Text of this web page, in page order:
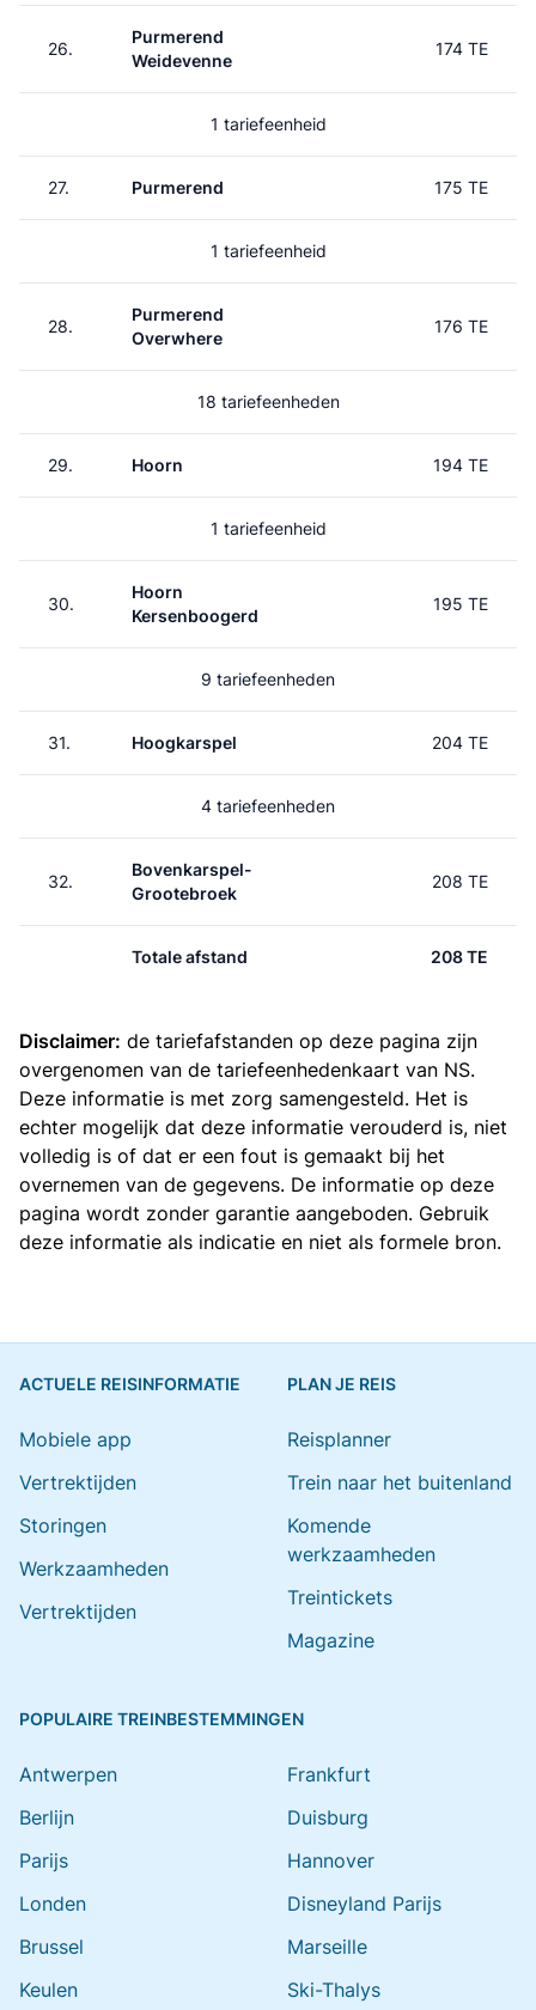
26.
Purmerend
Weidevenne
174 TE
1 tariefeenheid
27. Purmerend 175 TE
1 tariefeenheid
28.
Purmerend
Overwhere
176 TE
18 tariefeenheden
29. Hoorn 194 TE
1 tariefeenheid
30.
Hoorn
Kersenboogerd
195 TE
9 tariefeenheden
31. Hoogkarspel 204 TE
4 tariefeenheden
32.
Bovenkarspel-
Grootebroek
208 TE
Totale afstand 208 TE
Disclaimer: de tariefafstanden op deze pagina zijn
overgenomen van de tariefeenhedenkaart van NS.
Deze informatie is met zorg samengesteld. Het is
echter mogelijk dat deze informatie verouderd is, niet
volledig is of dat er een fout is gemaakt bij het
overnemen van de gegevens. De informatie op deze
pagina wordt zonder garantie aangeboden. Gebruik
deze informatie als indicatie en niet als formele bron.
ACTUELE REISINFORMATIE
Mobiele app
Vertrektijden
Storingen
Werkzaamheden
Vertrektijden
PLAN JE REIS
Reisplanner
Trein naar het buitenland
Komende
werkzaamheden
Treintickets
Magazine
POPULAIRE TREINBESTEMMINGEN
Antwerpen
Berlijn
Parijs
Londen
Brussel
Keulen
Frankfurt
Duisburg
Hannover
Disneyland Parijs
Marseille
Ski-Thalys